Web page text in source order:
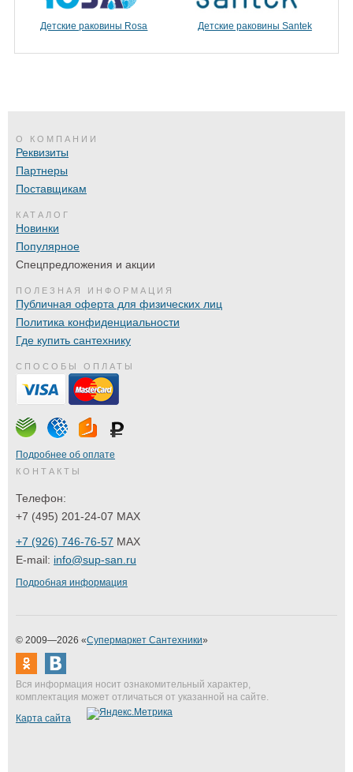
Детские раковины Rosa Детские раковины Santek
О КОМПАНИИ
Реквизиты
Партнеры
Поставщикам
КАТАЛОГ
Новинки
Популярное
Спецпредложения и акции
ПОЛЕЗНАЯ ИНФОРМАЦИЯ
Публичная оферта для физических лиц
Политика конфиденциальности
Где купить сантехнику
СПОСОБЫ ОПЛАТЫ
Подробнее об оплате
КОНТАКТЫ
Телефон:
+7 (495) 201-24-07 MAX
+7 (926) 746-76-57 MAX
E-mail: info@sup-san.ru
Подробная информация
© 2009—2026 «Супермаркет Сантехники»
Вся информация носит ознакомительный характер,
комплектация может отличаться от указанной на сайте.
Карта сайта